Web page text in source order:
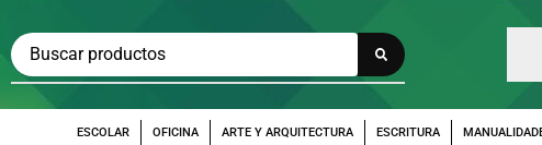
ESCOLAR OFICINA ARTE Y ARQUITECTURA ESCRITURA